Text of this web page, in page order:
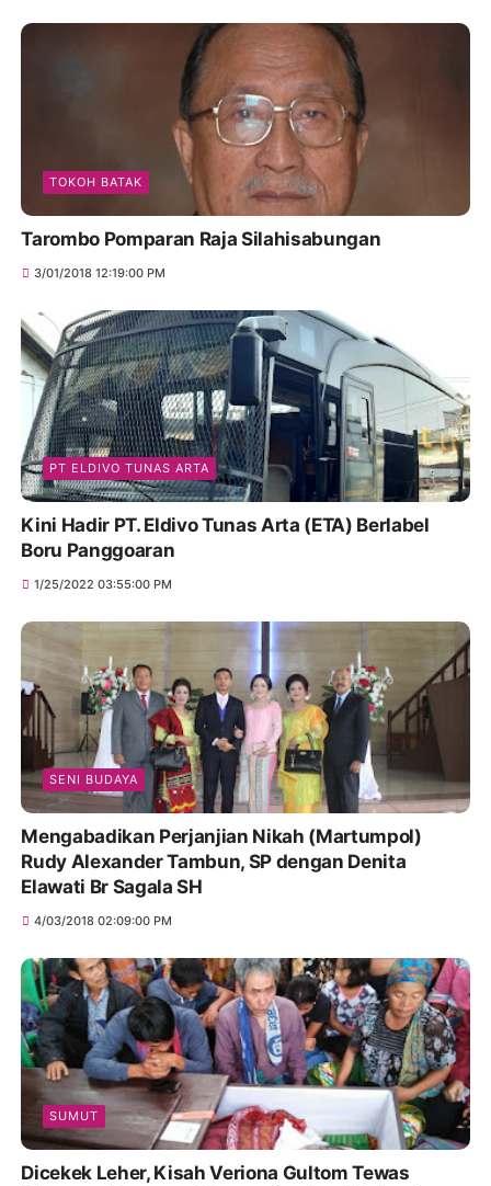
TOKOH BATAK
Tarombo Pomparan Raja Silahisabungan
3/01/2018 12:19:00 PM
PT ELDIVO TUNAS ARTA
Kini Hadir PT. Eldivo Tunas Arta (ETA) Berlabel
Boru Panggoaran
1/25/2022 03:55:00 PM
SENI BUDAYA
Mengabadikan Perjanjian Nikah (Martumpol)
Rudy Alexander Tambun, SP dengan Denita
Elawati Br Sagala SH
4/03/2018 02:09:00 PM
SUMUT
Dicekek Leher, Kisah Veriona Gultom Tewas